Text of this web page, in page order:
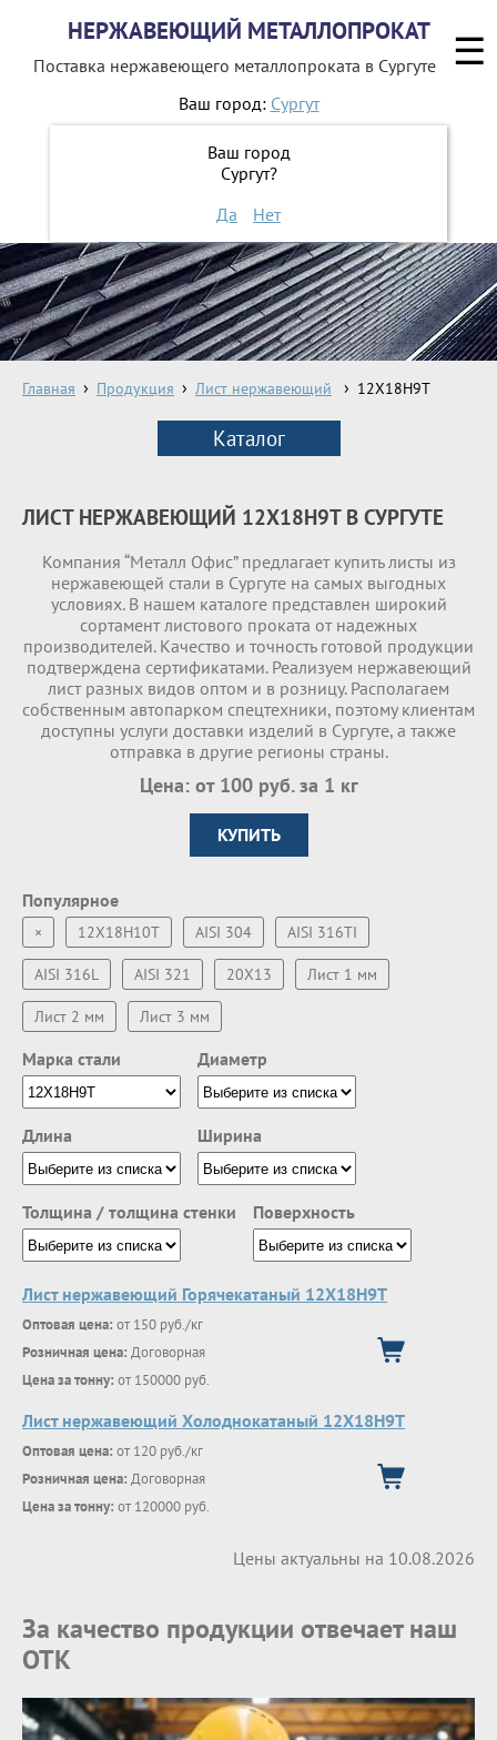
НЕРЖАВЕЮЩИЙ МЕТАЛЛОПРОКАТ
Поставка нержавеющего металлопроката в Сургуте
Ваш город: Сургут
Ваш город
Сургут?
Да
Нет
8 800 551-16-44
ЗАКАЗАТЬ ОБРАТНЫЙ ЗВОНОК
Главная Продукция Лист нержавеющий 12Х18Н9Т
Каталог
ЛИСТ НЕРЖАВЕЮЩИЙ 12Х18Н9Т В СУРГУТЕ
Компания “Металл Офис” предлагает купить листы из
нержавеющей стали в Сургуте на самых выгодных
условиях. В нашем каталоге представлен широкий
сортамент листового проката от надежных
производителей. Качество и точность готовой продукции
подтверждена сертификатами. Реализуем нержавеющий
лист разных видов оптом и в розницу. Располагаем
собственным автопарком спецтехники, поэтому клиентам
доступны услуги доставки изделий в Сургуте, а также
отправка в другие регионы страны.
Цена: от 100 руб. за 1 кг
КУПИТЬ
Популярное
× 12Х18Н10Т AISI 304 AISI 316TI
AISI 316L AISI 321 20Х13 Лист 1 мм
Лист 2 мм Лист 3 мм
Марка стали Диаметр
Длина Ширина
Толщина / толщина стенки Поверхность
Лист нержавеющий Горячекатаный 12Х18Н9Т
Оптовая цена: от 150 руб./кг
Розничная цена: Договорная
Цена за тонну: от 150000 руб.
Лист нержавеющий Холоднокатаный 12Х18Н9Т
Оптовая цена: от 120 руб./кг
Розничная цена: Договорная
Цена за тонну: от 120000 руб.
Цены актуальны на 10.08.2026
За качество продукции отвечает наш
ОТК
☰